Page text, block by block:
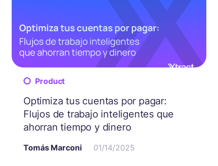
Product
Optimiza tus cuentas por pagar:
Flujos de trabajo inteligentes que
ahorran tiempo y dinero
Tomás Marconi 01/14/2025